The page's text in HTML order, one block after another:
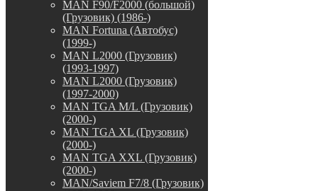
MAN F90/F2000 (большой)
(Грузовик) (1986-)
MAN Fortuna (Автобус)
(1999-)
MAN L2000 (Грузовик)
(1993-1997)
MAN L2000 (Грузовик)
(1997-2000)
MAN TGA M/L (Грузовик)
(2000-)
MAN TGA XL (Грузовик)
(2000-)
MAN TGA XXL (Грузовик)
(2000-)
MAN/Saviem F7/8 (Грузовик)